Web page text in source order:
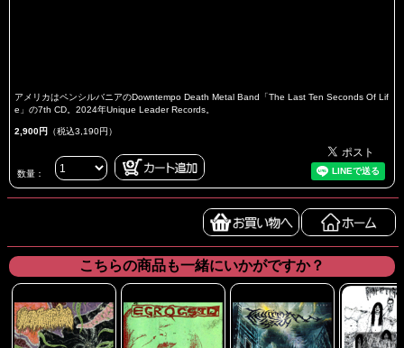
アメリカはペンシルバニアのDowntempo Death Metal Band「The Last Ten Seconds Of Lif
e」の7th CD。2024年Unique Leader Records。
2,900円 （税込3,190円）
数量：
こちらの商品も一緒にいかがですか？